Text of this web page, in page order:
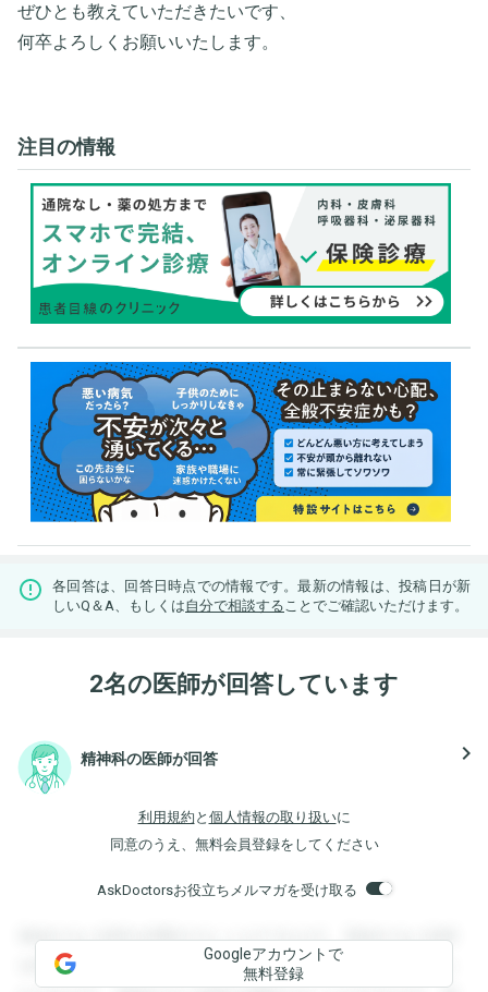
ぜひとも教えていただきたいです、
何卒よろしくお願いいたします。
注目の情報
各回答は、回答日時点での情報です。最新の情報は、投稿日が新
しいQ＆A、もしくは自分で相談する ことでご確認いただけます。
2名の医師が回答しています
精神科の医師が回答 navigate_next
利用規約 と 個人情報の取り扱いに
同意のうえ、無料会員登録をしてください
AskDoctorsお役立ちメルマガを受け取る
登録すると回答を閲覧することができます。登録すると回答
を閲覧することができます。登録すると回答を閲覧すること
Googleアカウントで
無料登録